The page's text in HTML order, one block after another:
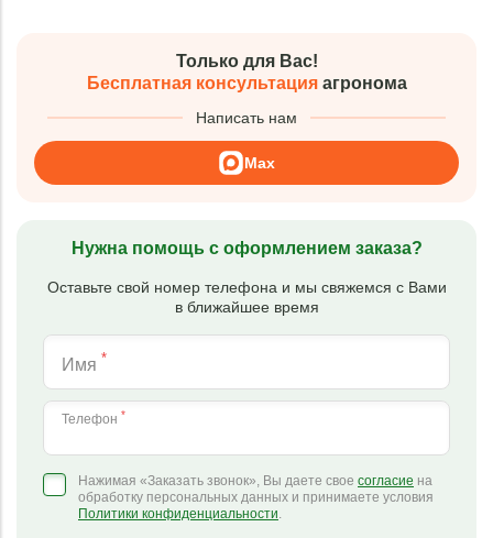
Только для Вас!
Бесплатная консультацияагронома
Написать нам
Max
Нужна помощь с оформлением заказа?
Оставьте свой номер телефона и мы свяжемся с Вами
в ближайшее время
Имя *
Телефон *
Нажимая «Заказать звонок», Вы даете свое согласие на
обработку персональных данных и принимаете условия
Политики конфиденциальности.